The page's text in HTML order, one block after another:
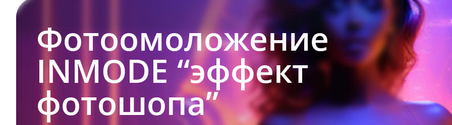
Фотоомоложение
INMODE “эффект
фотошопа”